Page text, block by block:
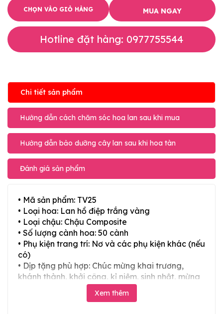
CHỌN VÀO GIỎ HÀNG MUA NGAY
Hotline đặt hàng: 0977755544
Chi tiết sản phẩm
Hướng dẫn cách chăm sóc hoa lan sau khi mua
Hướng dẫn bảo dưỡng cây lan sau khi hoa tàn
Đánh giá sản phẩm
• Mã sản phẩm: TV25
• Loại hoa: Lan hồ điệp trắng vàng
• Loại chậu: Chậu Composite
• Số lượng cành hoa: 50 cành
• Phụ kiện trang trí: Nơ và các phụ kiện khác (nếu
có)
• Dịp tặng phù hợp: Chúc mừng khai trương,
khánh thành, khởi công, kỉ niệm, sinh nhật, mừng
thọ, mừng cưới, tân gia và các ngày lễ tết trong
Xem thêm